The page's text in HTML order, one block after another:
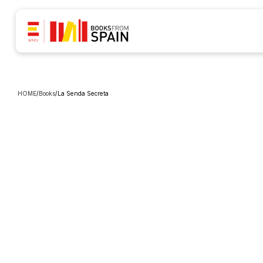
HOME/Books/La Senda Secreta